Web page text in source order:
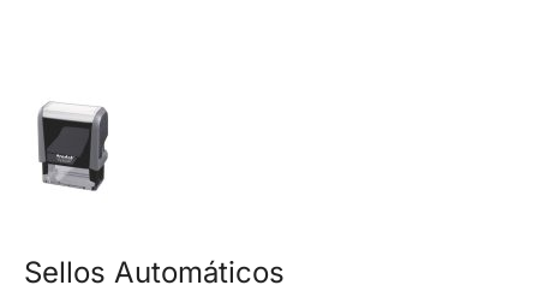
Sellos Automáticos